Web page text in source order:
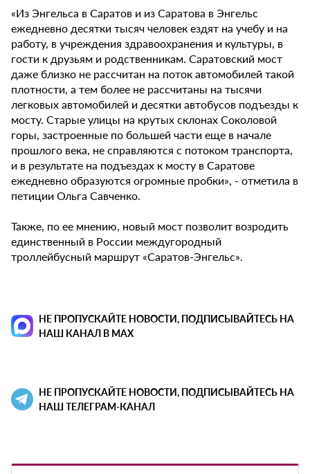
«Из Энгельса в Саратов и из Саратова в Энгельс
ежедневно десятки тысяч человек ездят на учебу и на
работу, в учреждения здравоохранения и культуры, в
гости к друзьям и родственникам. Саратовский мост
даже близко не рассчитан на поток автомобилей такой
плотности, а тем более не рассчитаны на тысячи
легковых автомобилей и десятки автобусов подъезды к
мосту. Старые улицы на крутых склонах Соколовой
горы, застроенные по большей части еще в начале
прошлого века, не справляются с потоком транспорта,
и в результате на подъездах к мосту в Саратове
ежедневно образуются огромные пробки», - отметила в
петиции Ольга Савченко.
Также, по ее мнению, новый мост позволит возродить
единственный в России междугородный
троллейбусный маршрут «Саратов-Энгельс».
НЕ ПРОПУСКАЙТЕ НОВОСТИ, ПОДПИСЫВАЙТЕСЬ НА
НАШ КАНАЛ В MAX
НЕ ПРОПУСКАЙТЕ НОВОСТИ, ПОДПИСЫВАЙТЕСЬ НА
НАШ ТЕЛЕГРАМ-КАНАЛ